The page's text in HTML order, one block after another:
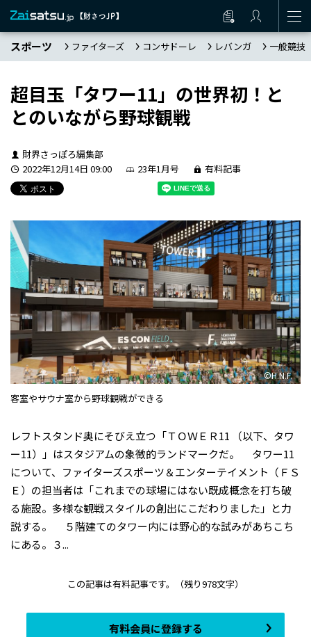
スポーツ ファイターズ コンサドーレ レバンガ 一般競技
超目玉「タワー11」の世界初！と
とのいながら野球観戦
財界さっぽろ編集部
2022年12月14日 09:00
23年1月号 有料記事
©H.N.F.
客室やサウナ室から野球観戦ができる
レフトスタンド奥にそびえ立つ「ＴＯＷＥＲ11 （以下、タワ
ー11）」はスタジアムの象徴的ランドマークだ。 タワー11
について、ファイターズスポーツ＆エンターテイメント（ＦＳ
Ｅ）の担当者は「これまでの球場にはない既成概念を打ち破
る施設。多様な観戦スタイルの創出にこだわりました」と力
説する。 ５階建てのタワー内には野心的な試みがあちこち
にある。３...
この記事は有料記事です。 （残り978文字）
有料会員に登録する